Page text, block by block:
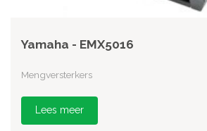
Yamaha - EMX5016
Mengversterkers
Lees meer